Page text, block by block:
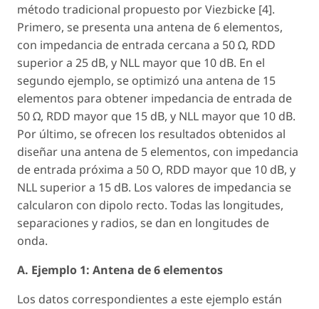
método tradicional propuesto por Viezbicke [4].
Primero, se presenta una antena de 6 elementos,
con impedancia de entrada cercana a 50 Ω, RDD
superior a 25 dB, y NLL mayor que 10 dB. En el
segundo ejemplo, se optimizó una antena de 15
elementos para obtener impedancia de entrada de
50 Ω, RDD mayor que 15 dB, y NLL mayor que 10 dB.
Por último, se ofrecen los resultados obtenidos al
diseñar una antena de 5 elementos, con impedancia
de entrada próxima a 50 O, RDD mayor que 10 dB, y
NLL superior a 15 dB. Los valores de impedancia se
calcularon con dipolo recto. Todas las longitudes,
separaciones y radios, se dan en longitudes de
onda.
A. Ejemplo 1: Antena de 6 elementos
Los datos correspondientes a este ejemplo están